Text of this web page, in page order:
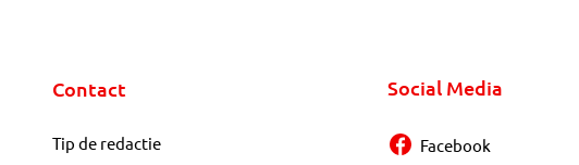
Contact
Tip de redactie
Social Media
Facebook